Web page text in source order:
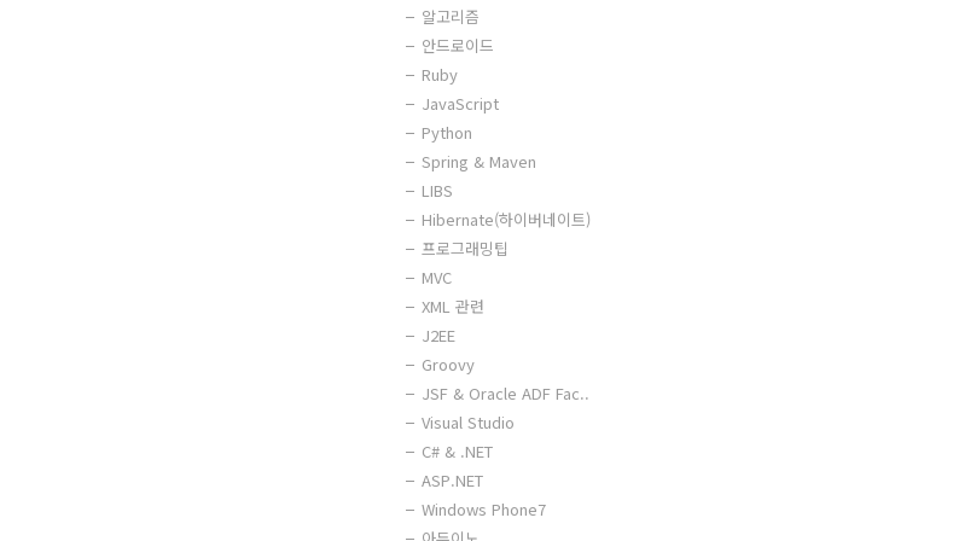
알고리즘
안드로이드
Ruby
JavaScript
Python
Spring & Maven
LIBS
Hibernate(하이버네이트)
프로그래밍팁
MVC
XML 관련
J2EE
Groovy
JSF & Oracle ADF Fac..
Visual Studio
C# & .NET
ASP.NET
Windows Phone7